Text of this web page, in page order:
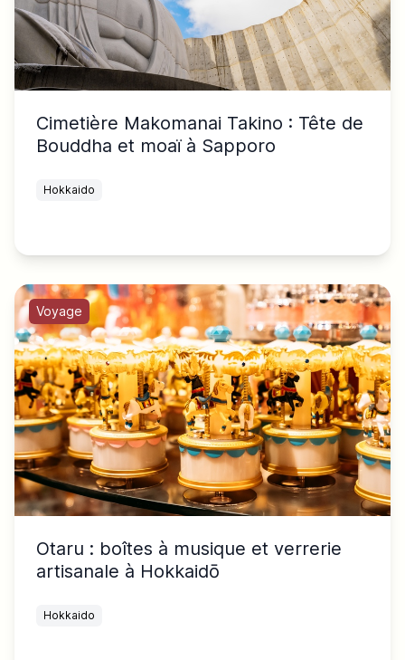
Cimetière Makomanai Takino : Tête de
Bouddha et moaï à Sapporo
Hokkaido
Voyage
Otaru : boîtes à musique et verrerie
artisanale à Hokkaidō
Hokkaido